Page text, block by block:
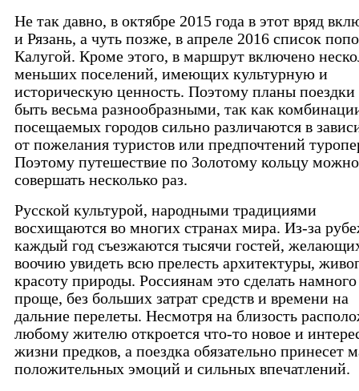
Не так давно, в октябре 2015 года в этот вряд
и Рязань, а чуть позже, в апреле 2016 список
Калугой. Кроме этого, в маршрут включено
меньших поселений, имеющих культурную и
историческую ценность. Поэтому планы поездки
быть весьма разнообразными, так как
посещаемых городов сильно различаются в
от пожелания туристов или предпочтений
Поэтому путешествие по Золотому кольцу можно
совершать несколько раз.
Русской культурой, народными традициями
восхищаются во многих странах мира. Из-за
каждый год съезжаются тысячи гостей,
воочию увидеть всю прелесть архитектуры,
красоту природы. Россиянам это сделать намного
проще, без больших затрат средств и времени на
дальние перелеты. Несмотря на близость
любому жителю откроется что-то новое и
жизни предков, а поездка обязательно принесет
положительных эмоций и сильных впечатлений.